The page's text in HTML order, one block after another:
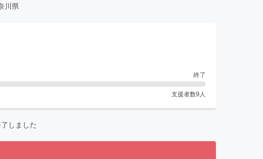
川県
終了
支援者数9 人
しました